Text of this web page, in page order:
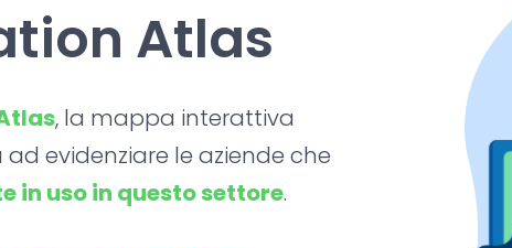
Atlas
, la mappa interattiva
evidenziare le aziende che
in uso in questo settore.